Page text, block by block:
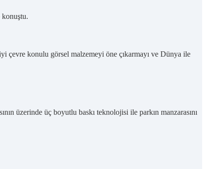
çevre konulu görsel malzemeyi öne çıkarmayı ve Dünya ile
üzerinde üç boyutlu baskı teknolojisi ile parkın manzarasını